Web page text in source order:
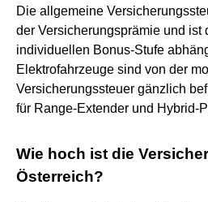
Die allgemeine
der Versicherungsprämie und ist
individuellen Bonus-Stufe
Elektrofahrzeuge sind von der
Versicherungssteuer gänzlich
für Range-Extender und Hybrid-
Wie hoch ist die
Österreich?